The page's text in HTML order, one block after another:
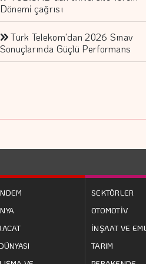
Dönemi çağrısı
Türk Telekom'dan 2026 Sınav
Sonuçlarında Güçlü Performans
SEKTÖRLER
OTOMOTİV
İNŞAAT VE
TARIM